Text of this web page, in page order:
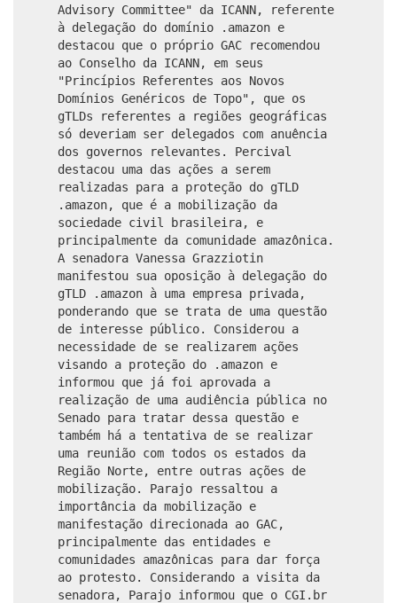
Advisory Committee" da ICANN, referente
à delegação do domínio .amazon e
destacou que o próprio GAC recomendou
ao Conselho da ICANN, em seus
"Princípios Referentes aos Novos
Domínios Genéricos de Topo", que os
gTLDs referentes a regiões geográficas
só deveriam ser delegados com anuência
dos governos relevantes. Percival
destacou uma das ações a serem
realizadas para a proteção do gTLD
.amazon, que é a mobilização da
sociedade civil brasileira, e
principalmente da comunidade amazônica.
A senadora Vanessa Grazziotin
manifestou sua oposição à delegação do
gTLD .amazon à uma empresa privada,
ponderando que se trata de uma questão
de interesse público. Considerou a
necessidade de se realizarem ações
visando a proteção do .amazon e
informou que já foi aprovada a
realização de uma audiência pública no
Senado para tratar dessa questão e
também há a tentativa de se realizar
uma reunião com todos os estados da
Região Norte, entre outras ações de
mobilização. Parajo ressaltou a
importância da mobilização e
manifestação direcionada ao GAC,
principalmente das entidades e
comunidades amazônicas para dar força
ao protesto. Considerando a visita da
senadora, Parajo informou que o CGI.br